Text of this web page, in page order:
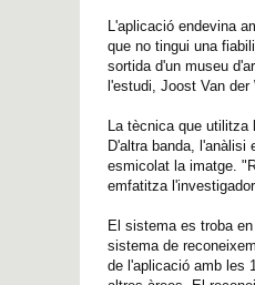
L'aplicació endevina
que no tingui una
sortida d'un museu
l'estudi, Joost Van der
La tècnica que
D'altra banda,
esmicolat la imatge.
emfatitza
El sistema es troba
sistema de
de l'aplicació amb les